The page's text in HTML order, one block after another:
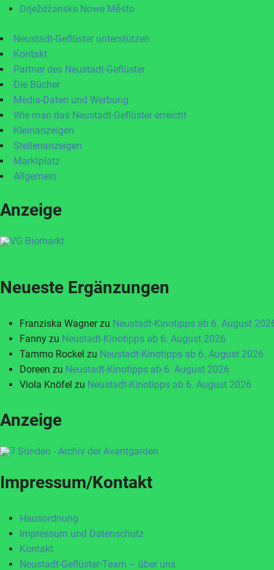
Drježdźanske Nowe Město
Neustadt-Geflüster unterstützen
Kontakt
Partner des Neustadt-Geflüster
Die Bücher
Media-Daten und Werbung
Wie man das Neustadt-Geflüster erreicht
Kleinanzeigen
Stellenanzeigen
Marktplatz
Allgemein
Anzeige
Neueste Ergänzungen
Franziska Wagnerzu Neustadt-Kinotipps ab 6. August
Fanny zu Neustadt-Kinotipps ab 6. August 2026
Tammo Rockel zu Neustadt-Kinotipps ab 6. August 2026
Doreen zu Neustadt-Kinotipps ab 6. August 2026
Viola Knöfel zu Neustadt-Kinotipps ab 6. August 2026
Anzeige
Impressum/Kontakt
Hausordnung
Impressum und Datenschutz
Kontakt
Neustadt-Geflüster-Team – über uns